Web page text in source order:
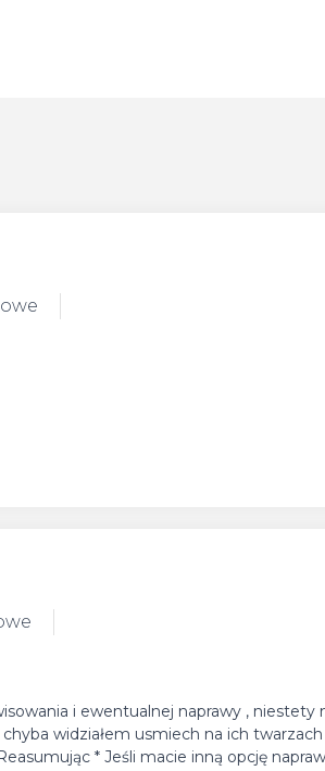
i ewentualnej naprawy , niestety
widziałem usmiech na ich
* Jeśli macie inną opcję